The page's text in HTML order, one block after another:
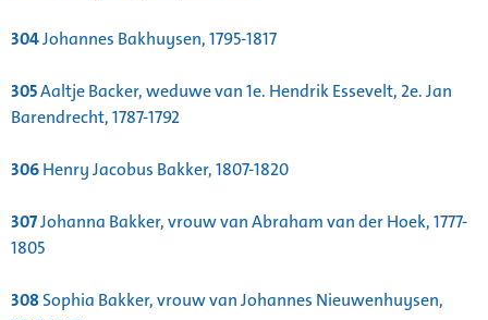
304Johannes Bakhuysen, 1795-1817
305Aaltje Backer, weduwe van 1e. Hendrik Essevelt, 2e. Jan
Barendrecht, 1787-1792
306Henry Jacobus Bakker, 1807-1820
307Johanna Bakker, vrouw van Abraham van der Hoek, 1777-
1805
308Sophia Bakker, vrouw van Johannes Nieuwenhuysen,